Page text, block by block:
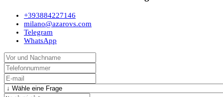
+393884227146
milano@azarovs.com
Telegram
WhatsApp